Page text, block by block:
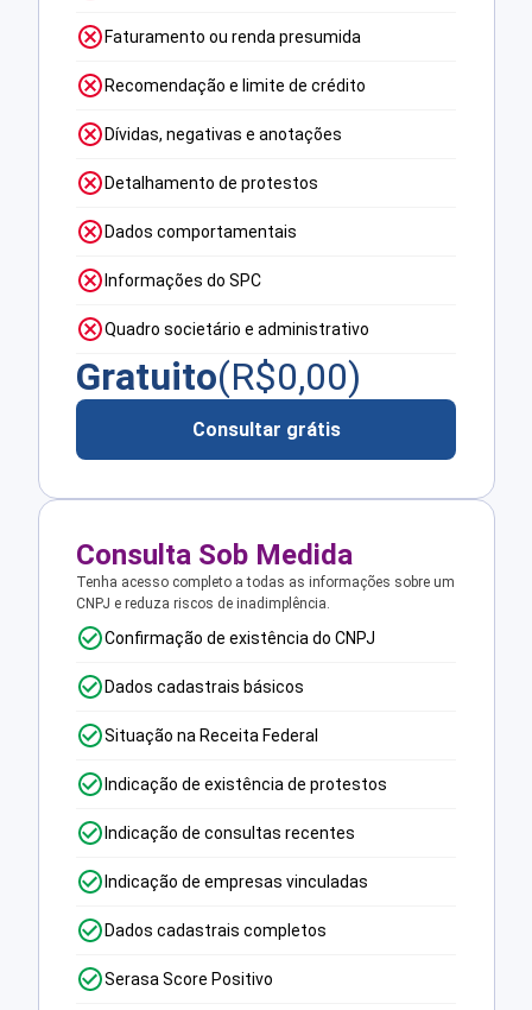
Faturamento ou renda presumida
Recomendação e limite de crédito
Dívidas, negativas e anotações
Detalhamento de protestos
Dados comportamentais
Informações do SPC
Quadro societário e administrativo
Gratuito(R$0,00)
Consultar grátis
Consulta Sob Medida
Tenha acesso completo a todas as informações sobre um
CNPJ e reduza riscos de inadimplência.
Confirmação de existência do CNPJ
Dados cadastrais básicos
Situação na Receita Federal
Indicação de existência de protestos
Indicação de consultas recentes
Indicação de empresas vinculadas
Dados cadastrais completos
Serasa Score Positivo